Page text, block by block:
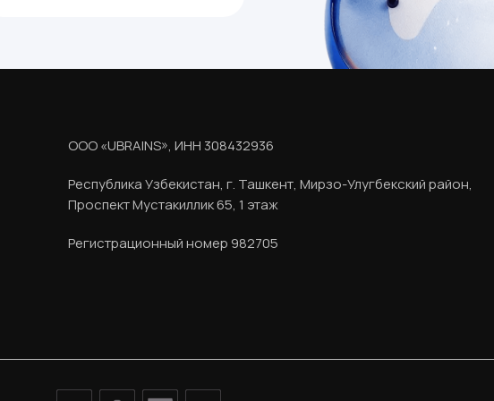
ООО «UBRAINS», ИНН 308432936
Республика Узбекистан, г. Ташкент, Мирзо-Улугбекский район,
Проспект Мустакиллик 65, 1 этаж
Регистрационный номер 982705